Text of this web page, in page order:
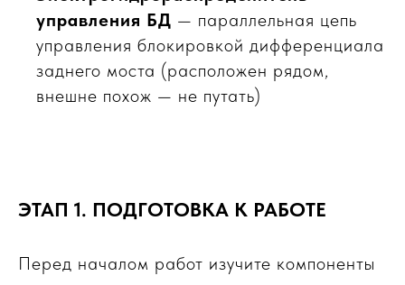
управления БД — параллельная цепь
управления блокировкой дифференциала
заднего моста (расположен рядом,
внешне похож — не путать)
ЭТАП 1. ПОДГОТОВКА К РАБОТЕ
Перед началом работ изучите компоненты